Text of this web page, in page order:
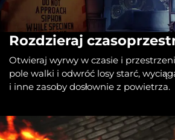
Rozdzieraj
Otwieraj wyrwy w czasie i
pole walki i odwróć losy starć,
i inne zasoby dosłownie z powietrza.